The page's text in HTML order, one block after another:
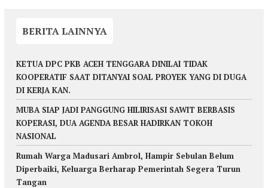
BERITA LAINNYA
KETUA DPC PKB ACEH TENGGARA DINILAI TIDAK
KOOPERATIF SAAT DITANYAI SOAL PROYEK YANG DI DUGA
DI KERJA KAN.
MUBA SIAP JADI PANGGUNG HILIRISASI SAWIT BERBASIS
KOPERASI, DUA AGENDA BESAR HADIRKAN TOKOH
NASIONAL
Rumah Warga Madusari Ambrol, Hampir Sebulan Belum
Diperbaiki, Keluarga Berharap Pemerintah Segera Turun
Tangan